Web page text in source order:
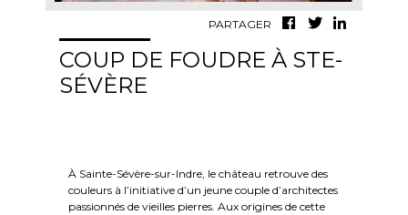
COUP DE FOUDRE À STE-
SÉVÈRE
PARTAGER
À Sainte-Sévère-sur-Indre, le château retrouve des
couleurs à l’initiative d’un jeune couple d’architectes
passionnés de vieilles pierres. Aux origines de cette